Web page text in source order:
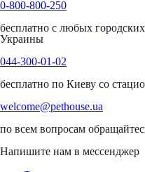
0-800-800-250
бесплатно с любых
Украины
044-300-01-02
бесплатно по Киеву со
welcome@pethouse.ua
по всем вопросам
Напишите нам в мессенджер